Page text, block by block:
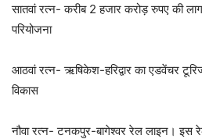
सातवां रत्न- करीब 2 हजार करोड़ रुपए की
परियोजना
आठवां रत्न- ऋषिकेश-हरिद्वार का एडवेंचर
विकास
नौवा रत्न- टनकपुर-बागेश्वर रेल लाइन। इस